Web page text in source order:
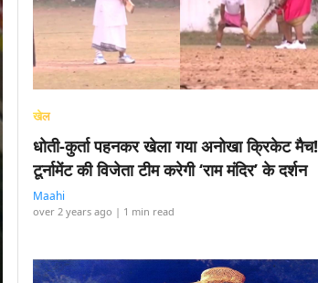
खेल
धोती-कुर्ता पहनकर खेला गया अनोखा क्रिकेट मैच!
टूर्नामेंट की विजेता टीम करेगी ‘राम मंदिर’ के दर्शन
Maahi
over 2 years ago | 1 min read